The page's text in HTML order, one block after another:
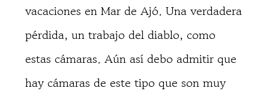
vacaciones en Mar de Ajó. Una verdadera
pérdida, un trabajo del diablo, como
estas cámaras. Aún así debo admitir que
hay cámaras de este tipo que son muy